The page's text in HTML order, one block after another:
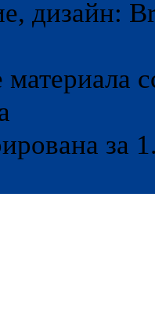
дизайн:
за